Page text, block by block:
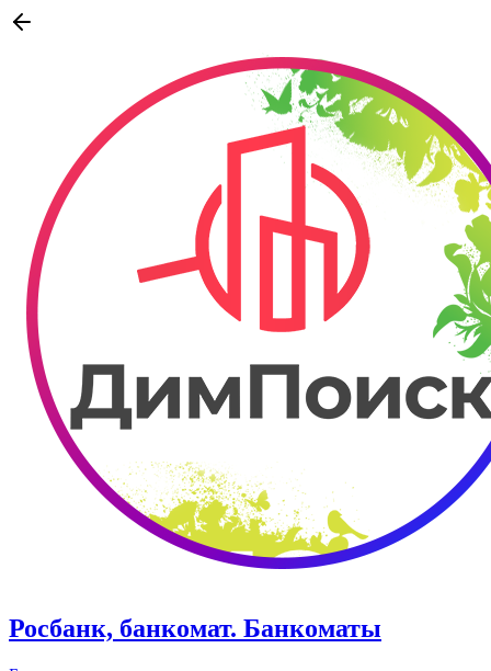
Росбанк, банкомат. Банкоматы